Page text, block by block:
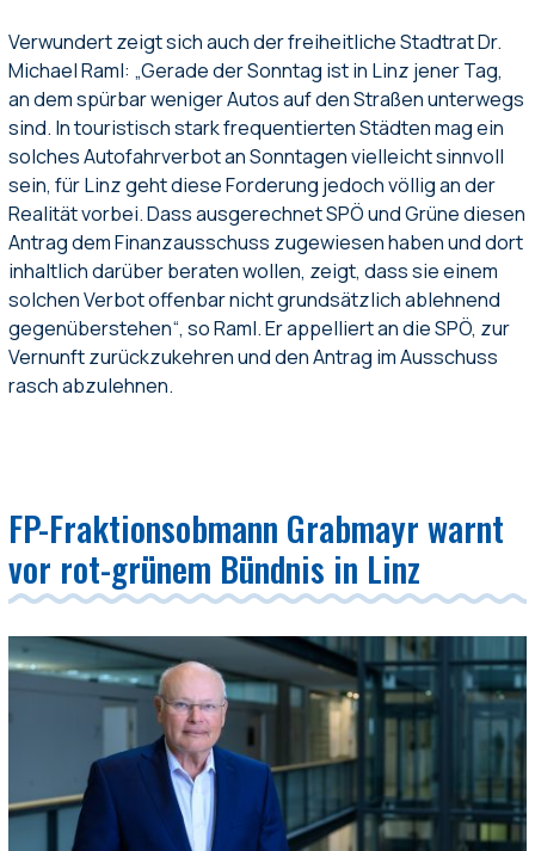
Verwundert zeigt sich auch der freiheitliche Stadtrat Dr.
Michael Raml: „Gerade der Sonntag ist in Linz jener Tag,
an dem spürbar weniger Autos auf den Straßen unterwegs
sind. In touristisch stark frequentierten Städten mag ein
solches Autofahrverbot an Sonntagen vielleicht sinnvoll
sein, für Linz geht diese Forderung jedoch völlig an der
Realität vorbei. Dass ausgerechnet SPÖ und Grüne diesen
Antrag dem Finanzausschuss zugewiesen haben und dort
inhaltlich darüber beraten wollen, zeigt, dass sie einem
solchen Verbot offenbar nicht grundsätzlich ablehnend
gegenüberstehen“, so Raml. Er appelliert an die SPÖ, zur
Vernunft zurückzukehren und den Antrag im Ausschuss
rasch abzulehnen.
FP-Fraktionsobmann Grabmayr warnt
vor rot-grünem Bündnis in Linz